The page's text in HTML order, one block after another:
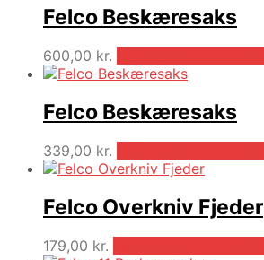
var:
689,00 kr..
er:
449,00 kr..
Felco Beskæresaks
600,00 kr.
Felco Beskæresaks
339,00 kr.
Felco Overkniv Fjeder
179,00 kr.